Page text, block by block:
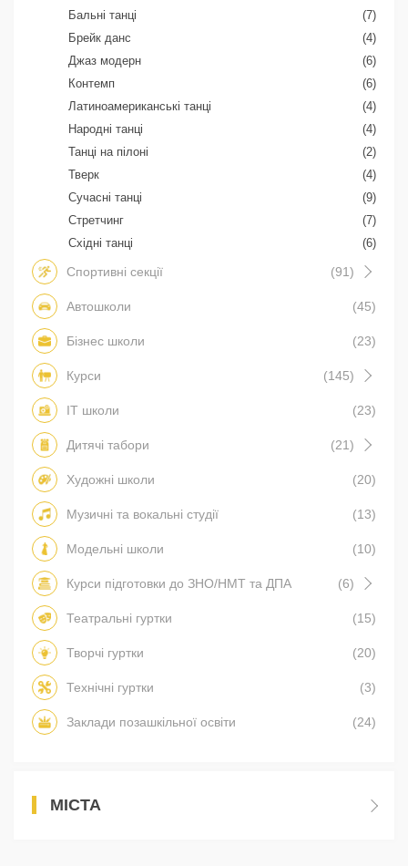
Бальні танці
(7)
Брейк данс
(4)
Джаз модерн
(6)
Контемп
(6)
Латиноамериканські танці
(4)
Народні танці
(4)
Танці на пілоні
(2)
Тверк
(4)
Сучасні танці
(9)
Стретчинг
(7)
Східні танці
(6)
Спортивні секції (91)
Автошколи (45)
Бізнес школи (23)
Курси (145)
IT школи (23)
Дитячі табори (21)
Художні школи (20)
Музичні та вокальні студії (13)
Модельні школи (10)
Курси підготовки до ЗНО/НМТ та ДПА (6)
Театральні гуртки (15)
Творчі гуртки (20)
Технічні гуртки (3)
Заклади позашкільної освіти (24)
МІСТА